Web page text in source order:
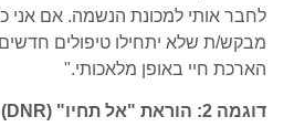
לחבר אותי למכונת הנשמה. אם אני
מבקש/ת שלא יתחילו טיפולים
הארכת חיי באופן מלאכותי."
דוגמה 2: הוראת "אל תחיו" (DNR)